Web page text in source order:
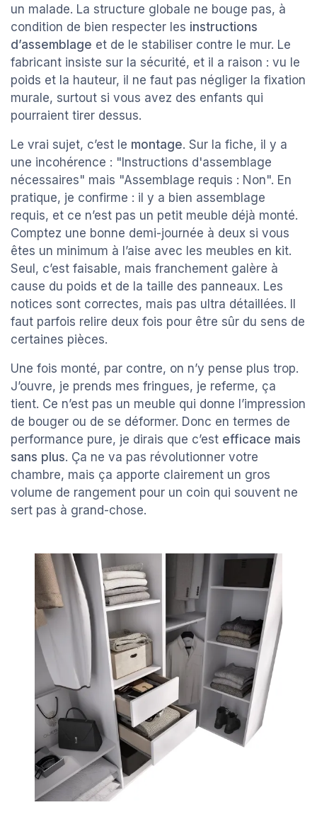
un malade. La structure globale ne bouge pas, à
condition de bien respecter les instructions
d’assemblage et de le stabiliser contre le mur. Le
fabricant insiste sur la sécurité, et il a raison : vu le
poids et la hauteur, il ne faut pas négliger la fixation
murale, surtout si vous avez des enfants qui
pourraient tirer dessus.
Le vrai sujet, c’est le montage. Sur la fiche, il y a
une incohérence : "Instructions d'assemblage
nécessaires" mais "Assemblage requis : Non". En
pratique, je confirme : il y a bien assemblage
requis, et ce n’est pas un petit meuble déjà monté.
Comptez une bonne demi-journée à deux si vous
êtes un minimum à l’aise avec les meubles en kit.
Seul, c’est faisable, mais franchement galère à
cause du poids et de la taille des panneaux. Les
notices sont correctes, mais pas ultra détaillées. Il
faut parfois relire deux fois pour être sûr du sens de
certaines pièces.
Une fois monté, par contre, on n’y pense plus trop.
J’ouvre, je prends mes fringues, je referme, ça
tient. Ce n’est pas un meuble qui donne l’impression
de bouger ou de se déformer. Donc en termes de
performance pure, je dirais que c’est efficace mais
sans plus. Ça ne va pas révolutionner votre
chambre, mais ça apporte clairement un gros
volume de rangement pour un coin qui souvent ne
sert pas à grand-chose.